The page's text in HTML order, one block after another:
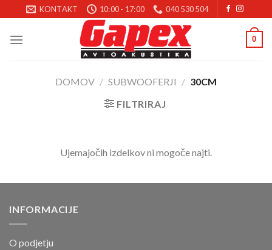
na
vsebino
KONTAKT 10:00 - 17:00 040 530 504
0
DOMOV / SUBWOOFERJI / 30CM
FILTRIRAJ
Ujemajočih izdelkov ni mogoče najti.
INFORMACIJE
O podjetju